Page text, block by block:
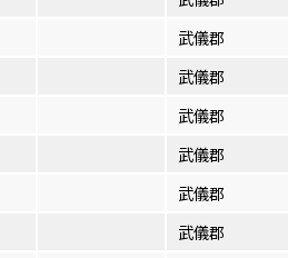
武儀郡
武儀郡
武儀郡
武儀郡
武儀郡
武儀郡